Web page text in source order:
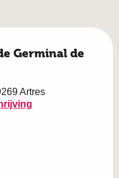
Germinal de
Artres